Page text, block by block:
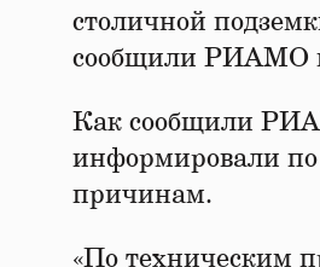
столичной
сообщили РИАМО
Как сообщили
информировали по
причинам.
«По техническим